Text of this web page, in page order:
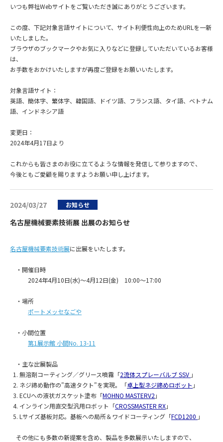
いつも弊社Webサイトをご覧いただき誠にありがとうございます。
この度、下記対象言語サイトについて、サイト利便性向上のためURLを一新
いたしました。
ブラウザのブックマークやお気に入りなどに登録していただいているお客様
は、
お手数をおかけいたしますが再度ご登録をお願いいたします。
対象言語サイト：
英語、簡体字、繁体字、韓国語、ドイツ語、フランス語、タイ語、ベトナム
語、インドネシア語
変更日：
2024年4月17日より
これからも皆さまのお役に立てるような情報を発信して参りますので、
今後ともご愛顧を賜りますようお願い申し上げます。
2024/03/27 お知らせ
名古屋機械要素技術展 出展のお知らせ
名古屋機械要素技術展に出展をいたします。
・開催日時
2024年4月10日(水)～4月12日(金) 10:00～17:00
・場所
ポートメッセなごや
・小間位置
第1展示館 小間No. 13-11
・主な出展製品
1. 無溶剤コーティング／グリース噴霧「2流体スプレーバルブ SSV 」
2. ネジ締め動作の"高速タクト"を実現。「卓上型ネジ締めロボット 」
3. ECUへの液状ガスケット塗布「MOHNO MASTERV2 」
4. インライン用直交型汎用ロボット「CROSSMASTER RX」
5. Lサイズ基板対応。基板への局所＆ワイドコーティング「FCD1200 」
その他にも多数の新提案を含め、製品を多数展示いたしますので、